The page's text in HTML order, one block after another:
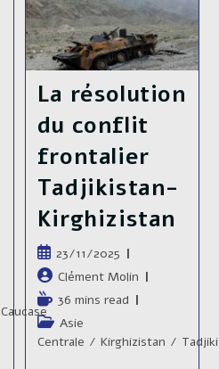
Inde
:
Principaux
Enjeux
Économiques
Caucase
La résolution
du conflit
frontalier
Tadjikistan-
Kirghizistan
Publication
publiée :
23/11/2025
Auteur/autrice
de
la
publication :
Clément Molin
Temps
de
lecture :
36 mins read
Post
category:
Asie
Centrale / Kirghizistan /
Continuer La Lecture Histoire
Militaire
De
La
Guerre
En
Ukraine
–
Chapitre
:
Des
(juin
2023-
Histoire
militaire de
la guerre en
Ukraine –
Chapitre 3 :
Réorganisati